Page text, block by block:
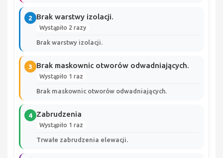
2 Brak warstwy izolacji.
Wystąpiło 2 razy
Brak warstwy izolacji.
3 Brak maskownic otworów odwadniających.
Wystąpiło 1 raz
Brak maskownic otworów odwadniających.
4 Zabrudzenia
Wystąpiło 1 raz
Trwałe zabrudzenia elewacji.